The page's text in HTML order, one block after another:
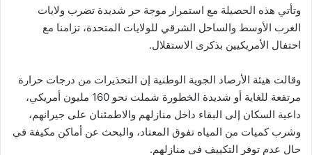
وتأتي هذه الحصيلة مع استمرار موجة حر شديدة تضرب ولايات
الغرب الأوسط والساحل الشرقي للولايات المتحدة، تزامنا مع
احتفال الأمريكيين بذكرى الاستقلال.
وقالت هيئة الأرصاد الجوية الوطنية إن التحذيرات من درجات حرارة
مرتفعة للغاية أو شديدة الخطورة شملت نحو 160 مليون أمريكي،
داعية السكان إلى البقاء داخل منازلهم والاطمئنان على جيرانهم،
وشرب كميات من المياه تفوق المعتاد، والبحث عن أماكن مكيفة في
حال عدم توفر التكييف في منازلهم.